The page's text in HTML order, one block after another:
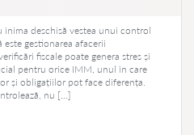
deschisă vestea unui control
gestionarea afacerii
fiscale poate genera stres și
pentru orice IMM, unul în care
și obligațiilor pot face diferența.
nu […]